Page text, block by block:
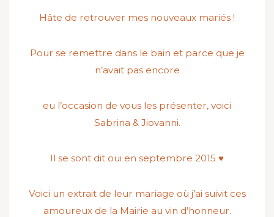
Hâte de retrouver mes nouveaux mariés !
Pour se remettre dans le bain et parce que je
n’avait pas encore
eu l’occasion de vous les présenter, voici
Sabrina & Jiovanni.
Il se sont dit oui en septembre 2015 ♥
Voici un extrait de leur mariage où j’ai suivit ces
amoureux de la Mairie au vin d’honneur.